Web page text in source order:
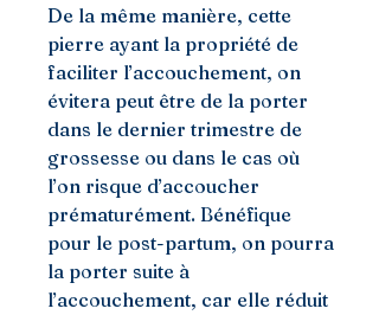
De la même manière, cette
pierre ayant la propriété de
faciliter l’accouchement, on
évitera peut être de la porter
dans le dernier trimestre de
grossesse ou dans le cas où
l’on risque d’accoucher
prématurément. Bénéfique
pour le post-partum, on pourra
la porter suite à
l’accouchement, car elle réduit